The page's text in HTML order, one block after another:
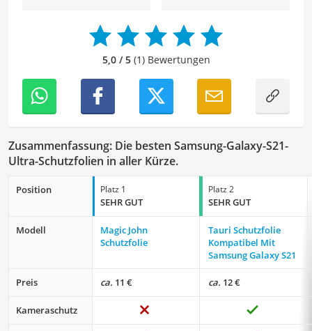
beitragen, dass die Inhalte unserer Redaktion optimal
präsentiert werden und ihre volle Wirkung entfalten.
5,0 / 5(1) Bewertungen
Zusammenfassung: Die besten Samsung-Galaxy-S21-
Ultra-Schutzfolien in aller Kürze.
Position Platz 1
SEHR GUT
Platz 2
SEHR GUT
Modell
Magic John
Schutzfolie
Tauri Schutzfolie
Kompatibel Mit
Samsung Galaxy S21
Preis ca. 11 € ca. 12 €
Kameraschutz